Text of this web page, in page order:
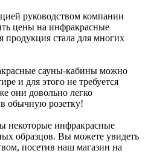
руководством компании
цены на инфракрасные
стала для многих
сауны-кабины можно
и для этого не требуется
они довольно легко
обычную розетку!
некоторые инфракрасные
образцов. Вы можете увидеть
посетив наш магазин на